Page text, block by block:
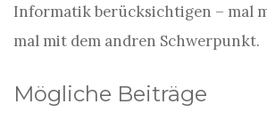
Informatik berücksichtigen – mal
mal mit dem andren Schwerpunkt.
Mögliche Beiträge